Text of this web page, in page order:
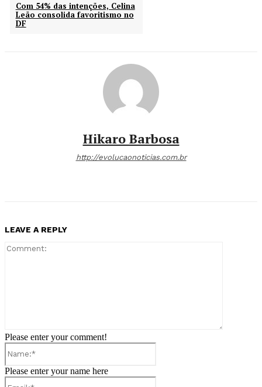
Com 54% das intenções, Celina
Leão consolida favoritismo no
DF
Hikaro Barbosa
http://evolucaonoticias.com.br
LEAVE A REPLY
Please enter your comment!
Please enter your name here